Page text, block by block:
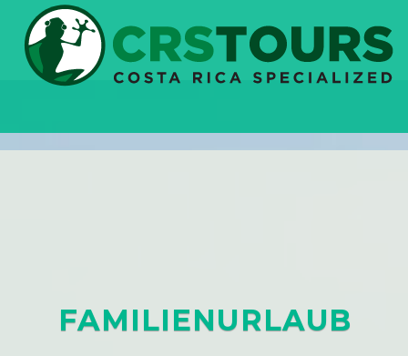
FAMILIENURLAUB